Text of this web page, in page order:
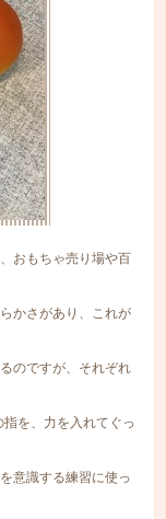
おもちゃ売り場や百
かさがあり、これが
のですが、それぞれ
を、力を入れてぐっ
意識する練習に使っ